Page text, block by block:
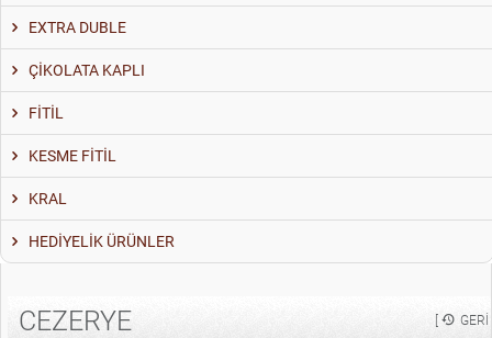
EXTRA DUBLE
ÇİKOLATA KAPLI
FİTİL
KESME FİTİL
KRAL
HEDİYELİK ÜRÜNLER
CEZERYE [ GERI